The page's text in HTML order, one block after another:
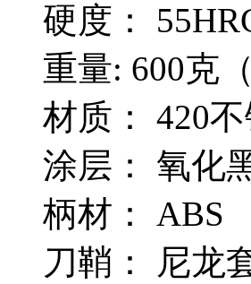
硬度：
重量: 600克
材质： 420
涂层： 氧化
柄材： ABS
刀鞘： 尼龙